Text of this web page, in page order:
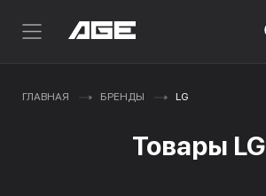
ГЛАВНАЯ БРЕНДЫ LG
Товары LG